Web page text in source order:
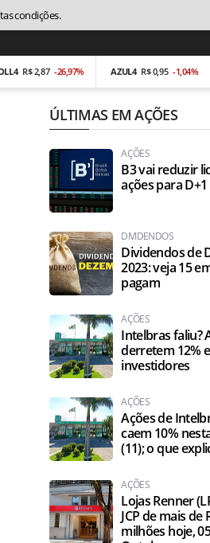
2,87 -26,97% AZUL4 R$ 0,95 -1,04%
ÚLTIMAS EM AÇÕES
AÇÕES
B3 vai reduzir
ações para D+1
DIVIDENDOS
Dividendos de
2023: veja 15
pagam
AÇÕES
Intelbras faliu?
derretem 12%
investidores
AÇÕES
Ações de
caem 10%
(11); o que
AÇÕES
Lojas Renner
JCP de mais de
milhões hoje,
condições.